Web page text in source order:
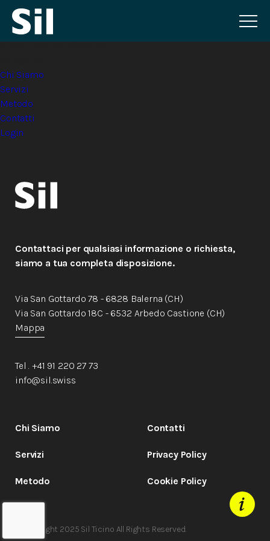
Maestri socioprofessionali
Chi Siamo
Servizi
Metodo
Contatti
Login
Contattaci per qualsiasi informazione o richiesta,
siamo a tua completa disposizione.
Via San Gottardo 78 - 6828 Balerna (CH)
Via San Gottardo 18C - 6532 Arbedo Castione (CH)
Mappa
Tel . +41 91 220 27 73
info@sil.swiss
Chi Siamo
Servizi
Metodo
Contatti
Privacy Policy
Cookie Policy
© Copyright 2025 Sil Ticino All Rights Reserved.